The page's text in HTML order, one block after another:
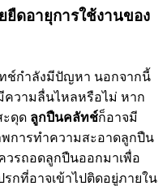
ยืดอายุการใช้งานของ
ช์กำลังมีปัญหา นอกจากนี้
ความลื่นไหลหรือไม่ หาก
ะดุด ลูกปืนคลัทช์ก็อาจมี
พการทำความสะอาดลูกปืน
รถอดลูกปืนออกมาเพื่อ
กที่อาจเข้าไปติดอยู่ภายใน